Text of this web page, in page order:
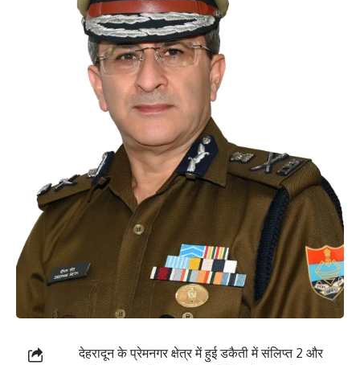
देहरादून के प्रेमनगर क्षेत्र में हुई डकैती में संलिप्त 2 और